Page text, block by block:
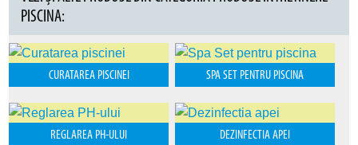
PISCINA:
CURATAREA PISCINEI SPA SET PENTRU PISCINA
REGLAREA PH-ULUI DEZINFECTIA APEI